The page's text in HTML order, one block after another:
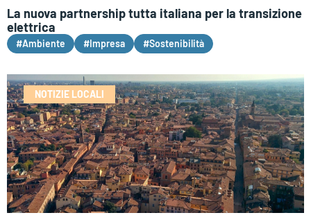
La nuova partnership tutta italiana per la transizione
elettrica
#Ambiente #Impresa #Sostenibilità
NOTIZIE LOCALI